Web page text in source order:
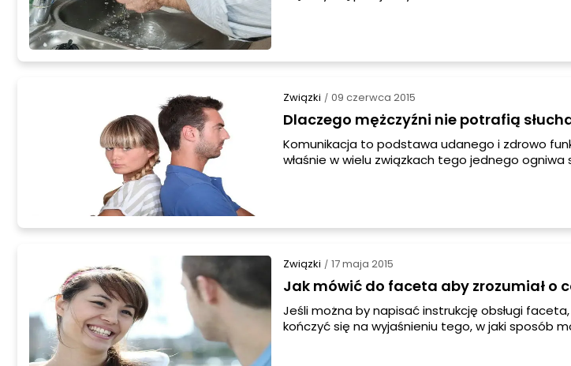
Związki / 09 czerwca 2015
Dlaczego mężczyźni nie potrafią
Komunikacja to podstawa udanego i zdrowo
właśnie w wielu związkach tego jednego
Związki / 17 maja 2015
Jak mówić do faceta aby zrozumiał o
Jeśli można by napisać instrukcję obsługi
kończyć się na wyjaśnieniu tego, w jaki sposób